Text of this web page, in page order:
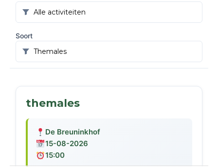
Soort
themales
De Breuninkhof
15-08-2026
15:00